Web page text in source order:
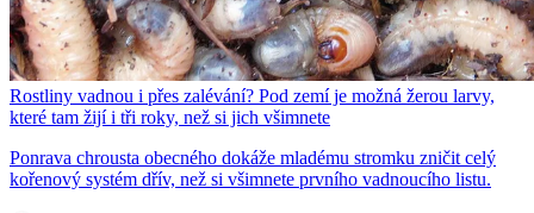
Rostliny vadnou i přes zalévání? Pod zemí je možná žerou larvy,
které tam žijí i tři roky, než si jich všimnete
Ponrava chrousta obecného dokáže mladému stromku zničit celý
kořenový systém dřív, než si všimnete prvního vadnoucího listu.